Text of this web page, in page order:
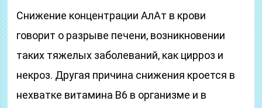
Снижение концентрации АлАт в крови
говорит о разрыве печени, возникновении
таких тяжелых заболеваний, как цирроз и
некроз. Другая причина снижения кроется в
нехватке витамина В6 в организме и в